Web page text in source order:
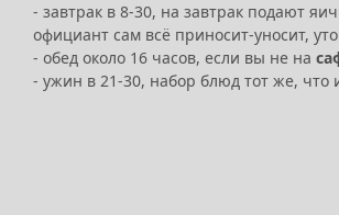
- завтрак в 8-30, на завтрак подают
официант сам всё приносит-уносит,
- обед около 16 часов, если вы не на
- ужин в 21-30, набор блюд тот же, что